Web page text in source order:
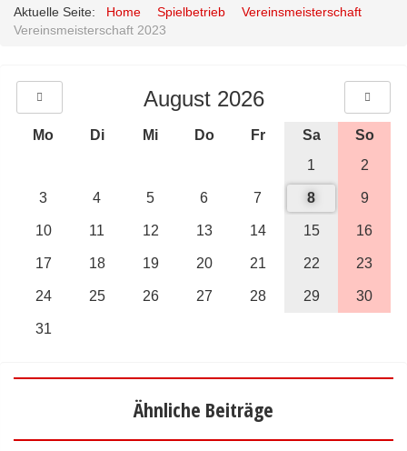
Aktuelle Seite: Home Spielbetrieb
Vereinsmeisterschaft
Vereinsmeisterschaft 2023
August 2026
Mo Di Mi Do Fr Sa
So
1
2
3 4 5 6 7 8 9
10 11 12 13 14 15 16
17 18 19 20 21 22 23
24 25 26 27 28 29 30
31
Ähnliche Beiträge